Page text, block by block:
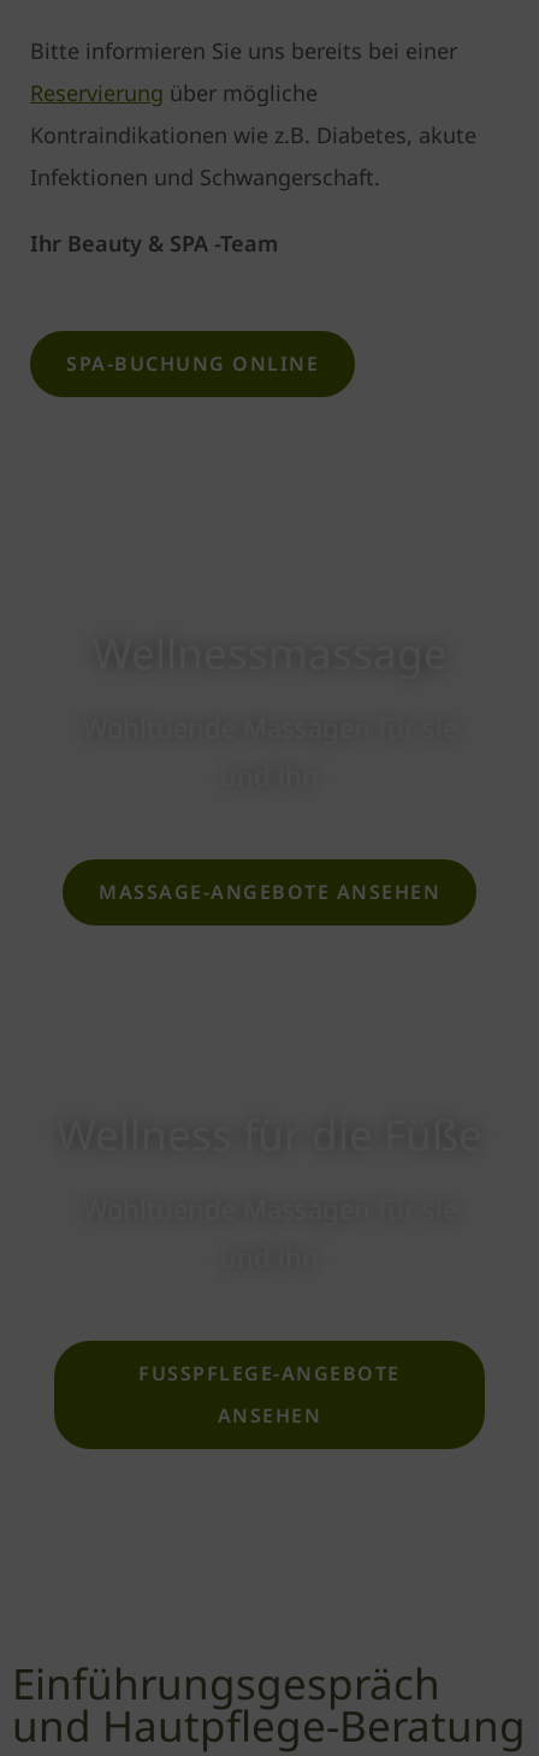
Bitte informieren Sie uns bereits bei einer
Reservierung über mögliche
Kontraindikationen wie z.B. Diabetes, akute
Infektionen und Schwangerschaft.
Ihr Beauty & SPA -Team
SPA-BUCHUNG ONLINE
MASSAGE-ANGEBOTE ANSEHEN
FUSSPFLEGE-ANGEBOTE A
NSEHEN
Einführungs­gespräch
und Hautpflege-Beratung